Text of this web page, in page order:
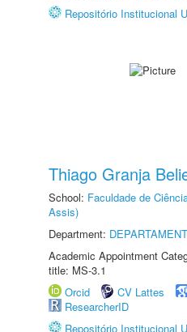
Repositório Institucional
Thiago Granja
School: Faculdade de
Assis)
Department:
Academic Appointment
title: MS-3.1
Orcid
CV Lattes
ResearcherID
Repositório Institucional